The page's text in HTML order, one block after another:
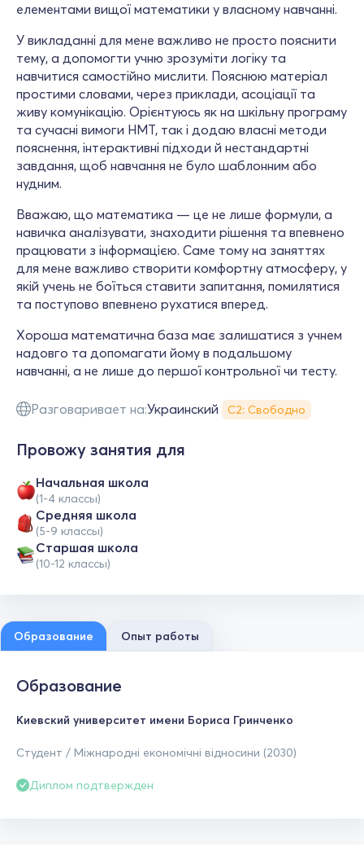
елементами вищої математики у власному навчанні.
У викладанні для мене важливо не просто пояснити
тему, а допомогти учню зрозуміти логіку та
навчитися самостійно мислити. Пояснюю матеріал
простими словами, через приклади, асоціації та
живу комунікацію. Орієнтуюсь як на шкільну програму
та сучасні вимоги НМТ, так і додаю власні методи
пояснення, інтерактивні підходи й нестандартні
завдання, щоб навчання не було шаблонним або
нудним.
Вважаю, що математика — це не лише формули, а
навичка аналізувати, знаходити рішення та впевнено
працювати з інформацією. Саме тому на заняттях
для мене важливо створити комфортну атмосферу, у
якій учень не боїться ставити запитання, помилятися
та поступово впевнено рухатися вперед.
Хороша математична база має залишатися з учнем
надовго та допомагати йому в подальшому
навчанні, а не лише до першої контрольної чи тесту.
Разговаривает на:Украинский С2: Свободно
Провожу занятия для
Начальная школа
(1-4 классы)
Средняя школа
(5-9 классы)
Cтаршая школа
(10-12 классы)
Образование Опыт работы
Образование
Киевский университет имени Бориса Гринченко
Студент / Міжнародні економічні відносини (2030)
Диплом подтвержден